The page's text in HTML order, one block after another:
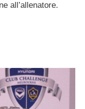
all’allenatore.